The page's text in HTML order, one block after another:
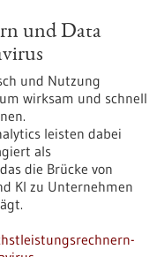
und Data
und Nutzung
wirksam und schnell
leisten dabei
als
die Brücke von
KI zu Unternehmen